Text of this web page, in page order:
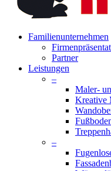
search
Menu
Familienunternehmen
Partner
Leistungen
–
Maler-
Kreative
–